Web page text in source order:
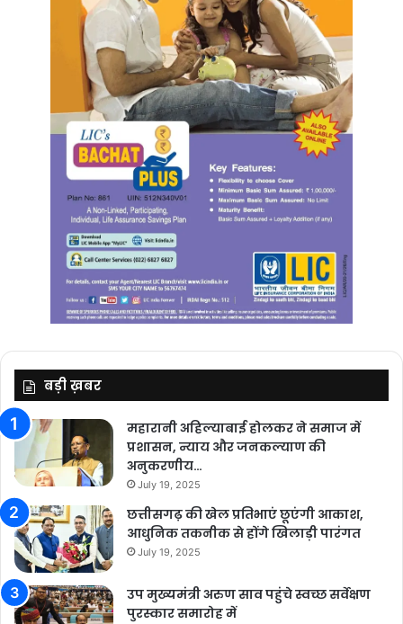
बड़ी ख़बर
महारानी अहिल्याबाई होलकर ने समाज में
प्रशासन, न्याय और जनकल्याण की
अनुकरणीय…
July 19, 2025
छत्तीसगढ़ की खेल प्रतिभाएं छूएंगी आकाश,
आधुनिक तकनीक से होंगे खिलाड़ी पारंगत
July 19, 2025
उप मुख्यमंत्री अरुण साव पहुंचे स्वच्छ सर्वेक्षण
पुरस्कार समारोह में